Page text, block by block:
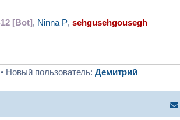
[Bot], Ninna P, sehgusehgousegh
• Новый пользователь: Демитрий